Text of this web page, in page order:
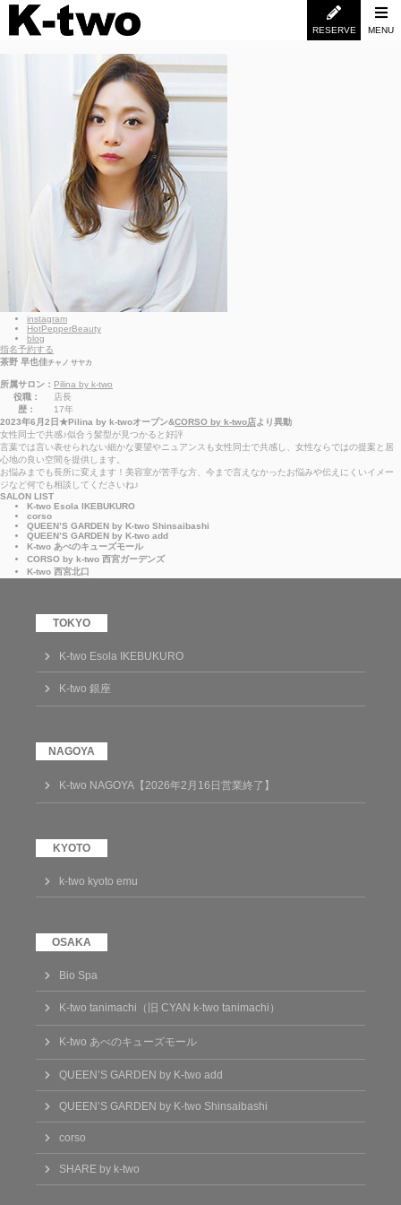
RESERVE MENU
instagram
HotPepperBeauty
blog
指名予約する
茶野 早也佳チャノ サヤカ
所属サロン： Pilina by k-two
役職：
店長
歴：
17年
2023年6月2日★Pilina by k-twoオープン&CORSO by k-two店より異動
女性同士で共感♪似合う髪型が見つかると好評
言葉では言い表せられない細かな要望やニュアンスも女性同士で共感し、女性ならではの提案と居
心地の良い空間を提供します。
お悩みまでも長所に変えます！美容室が苦手な方、今まで言えなかったお悩みや伝えにくいイメー
ジなど何でも相談してくださいね♪
SALON LIST
K-two Esola IKEBUKURO
corso
QUEEN’S GARDEN by K-two Shinsaibashi
QUEEN’S GARDEN by K-two add
K-two あべのキューズモール
CORSO by k-two 西宮ガーデンズ
K-two 西宮北口
K-two Esola IKEBUKURO
K-two 銀座
K-two NAGOYA【2026年2月16日営業終了】
k-two kyoto emu
Bio Spa
K-two tanimachi（旧 CYAN k-two tanimachi）
K-two あべのキューズモール
QUEEN’S GARDEN by K-two add
QUEEN’S GARDEN by K-two Shinsaibashi
corso
SHARE by k-two